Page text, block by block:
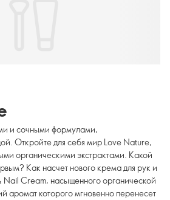
и сочными формулами,
Откройте для себя мир Love Nature,
органическими экстрактами. Какой
Как насчет нового крема для рук и
Nail Cream, насыщенного органической
аромат которого мгновенно перенесет